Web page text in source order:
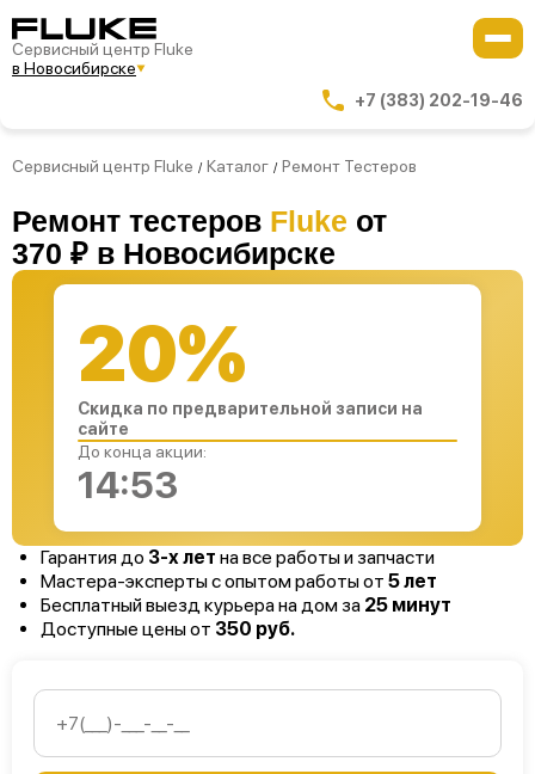
Сервисный центр Fluke
в Новосибирске
+7 (383) 202-19-46
Сервисный центр Fluke / Каталог / Ремонт Тестеров
Ремонт тестеров Fluke от
370 ₽ в Новосибирске
Гарантия до 3-х лет на все работы и запчасти
Мастера-эксперты с опытом работы от 5 лет
Бесплатный выезд курьера на дом за 25 минут
Доступные цены от 350 руб.
20%
Скидка по предварительной записи на
сайте
До конца акции:
14:53